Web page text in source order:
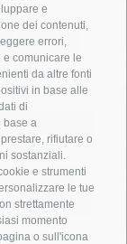
e
dei contenuti,
errori,
comunicare le
da altre fonti
in base alle
di
base a
rifiutare o
sostanziali.
e strumenti
le tue
strettamente
momento
o sull'icona
incidente
municipale
treni
de luca